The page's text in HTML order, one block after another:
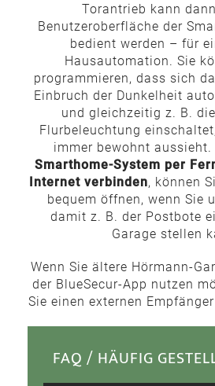
Torantrieb kann
Benutzeroberfläche der
bedient werden – für
Hausautomation. Sie
programmieren, dass sich
Einbruch der Dunkelheit
und gleichzeitig z. B.
Flurbeleuchtung
immer bewohnt aussieht.
Smarthome-System per
Internet verbinden, können
bequem öffnen, wenn Sie
damit z. B. der Postbote
Garage stellen
Wenn Sie ältere Hörmann-
der BlueSecur-App nutzen
Sie einen externen
FAQ / HÄUFIG